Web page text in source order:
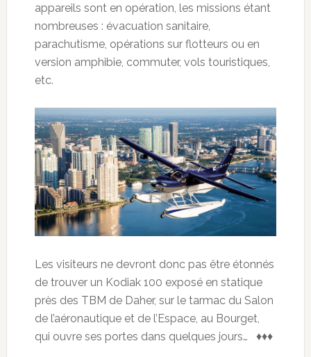
appareils sont en opération, les missions étant
nombreuses : évacuation sanitaire,
parachutisme, opérations sur flotteurs ou en
version amphibie, commuter, vols touristiques,
etc.
Les visiteurs ne devront donc pas être étonnés
de trouver un Kodiak 100 exposé en statique
près des TBM de Daher, sur le tarmac du Salon
de l’aéronautique et de l’Espace, au Bourget,
qui ouvre ses portes dans quelques jours… ♦♦♦